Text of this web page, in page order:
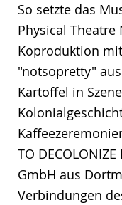
So setzte das
Physical Theatre
Koproduktion
"notsopretty"
Kartoffel in
TO
GmbH aus
Verbindungen